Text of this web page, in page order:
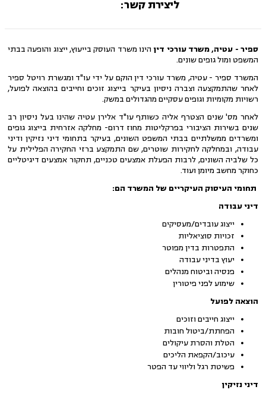
ליצירת קשר:
ספיר - עטיה, משרד עורכי דין הינו משרד העוסק בייעוץ, ייצוג והופעה בבתי
המשפט ומול גופים שונים.
המשרד ספיר - עטיה, משרד עורכי דין הוקם על ידי עו"ד ומגשרת רויטל ספיר
לאחר שהתמקצעה וצברה ניסיון בעיקר בייצוג זוכים וחייבים בהוצאה לפועל,
רשויות מקומיות וגופים עסקיים מהגדולים במשק.
לאחר מס' שנים הצטרף אליה כשותף עו"ד אלירן עטיה שהינו בעל ניסיון רב
שנים בשירות הציבורי בפרקליטות מחוז דרום- מחלקה אזרחית בייצוג גופים
ומשרדים ממשלתיים בבתי המשפט השונים, בעיקר בתחומי דיני נזיקין ודיני
עבודה, ובמחלקה לחקירות שוטרים, שם התמקצע ברזי החקירה הפלילית על
כל שלביה השונים, לרבות הפעלת אמצעים טכניים, תחקור אמצעים דיגיטליים
כחוקר מחשב מיומן ועוד.
תחומי העיסוק העיקריים של המשרד הם:
דיני עבודה
ייצוג עובדים/מעסיקים
זכויות סוציאליות
התפטרות בדין מפוטר
יעוץ בדיני עבודה
פנסיה וביטוח מנהלים
שימוע לפני פיטורין
הוצאה לפועל
ייצוג חייבים וזוכים
הפחתת/ביטול חובות
הטלת והסרת עיקולים
עיכוב/הקפאת הליכים
פשיטת רגל וליווי עד הפטר
דיני נזיקין